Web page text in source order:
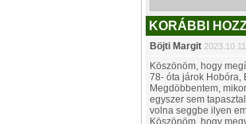
KORÁBBI
Böjti Margit
Köszönöm, hogy
78- óta járok Hobóra,
Megdöbbentem,
egyszer sem
volna seggbe ilyen
Köszönöm, hogy